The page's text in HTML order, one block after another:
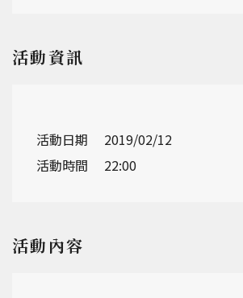
活動資訊
活動日期
2019/02/12
活動時間
22:00
活動內容